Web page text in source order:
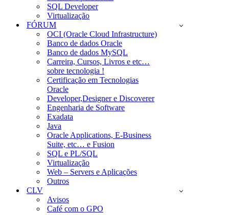
SQL Developer
Virtualização
FÓRUM
OCI (Oracle Cloud Infrastructure)
Banco de dados Oracle
Banco de dados MySQL
Carreira, Cursos, Livros e etc…
sobre tecnologia !
Certificação em Tecnologias
Oracle
Developer,Designer e Discoverer
Engenharia de Software
Exadata
Java
Oracle Applications, E-Business
Suite, etc… e Fusion
SQL e PL/SQL
Virtualização
Web – Servers e Aplicações
Outros
CLV
Avisos
Café com o GPO